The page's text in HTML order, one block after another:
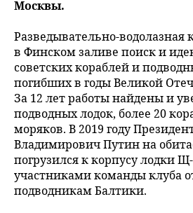
Москвы.
Разведывательно-водолазная
в Финском заливе поиск и
советских кораблей и
погибших в годы Великой
За 12 лет работы найдены и
подводных лодок, более 20
моряков. В 2019 году
Владимирович Путин на
погрузился к корпусу лодки
участниками команды клуба
подводникам Балтики.